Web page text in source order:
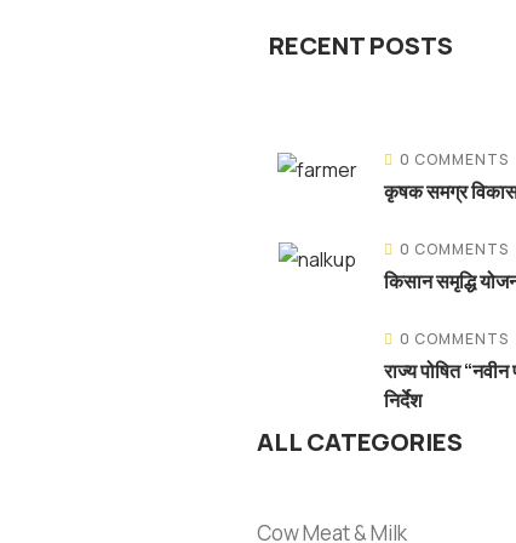
RECENT POSTS
0 COMMENTS
कृषक समग्र
0 COMMENTS
किसान समृद्धि
0 COMMENTS
राज्य पोषित
निर्देश
ALL CATEGORIES
Cow Meat & Milk